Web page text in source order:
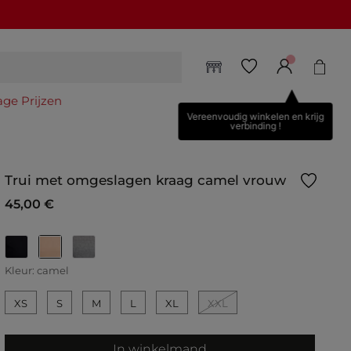
Vereenvoudig winkelen en krijg
verbinding !
Prijzen
Trui met omgeslagen kraag camel vrouw
45,00 €
geselecteerd
Kleur: camel
XS S M L XL XXL